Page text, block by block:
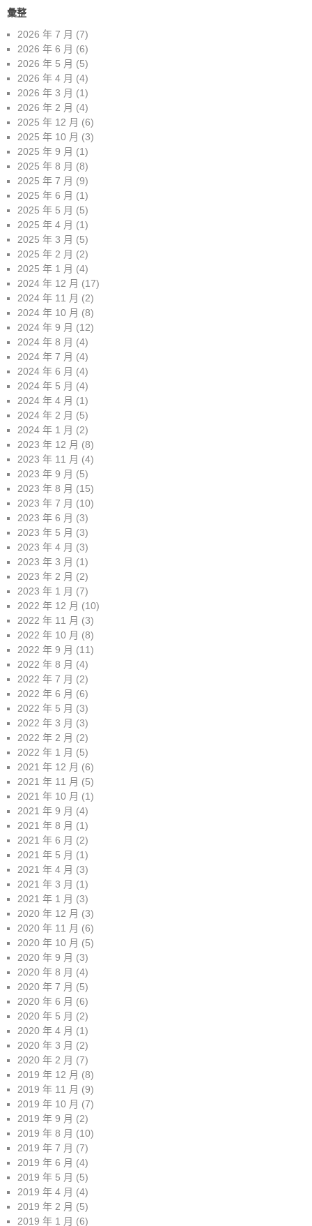
彙整
2026 年 7 月 (7)
2026 年 6 月 (6)
2026 年 5 月 (5)
2026 年 4 月 (4)
2026 年 3 月 (1)
2026 年 2 月 (4)
2025 年 12 月 (6)
2025 年 10 月 (3)
2025 年 9 月 (1)
2025 年 8 月 (8)
2025 年 7 月 (9)
2025 年 6 月 (1)
2025 年 5 月 (5)
2025 年 4 月 (1)
2025 年 3 月 (5)
2025 年 2 月 (2)
2025 年 1 月 (4)
2024 年 12 月 (17)
2024 年 11 月 (2)
2024 年 10 月 (8)
2024 年 9 月 (12)
2024 年 8 月 (4)
2024 年 7 月 (4)
2024 年 6 月 (4)
2024 年 5 月 (4)
2024 年 4 月 (1)
2024 年 2 月 (5)
2024 年 1 月 (2)
2023 年 12 月 (8)
2023 年 11 月 (4)
2023 年 9 月 (5)
2023 年 8 月 (15)
2023 年 7 月 (10)
2023 年 6 月 (3)
2023 年 5 月 (3)
2023 年 4 月 (3)
2023 年 3 月 (1)
2023 年 2 月 (2)
2023 年 1 月 (7)
2022 年 12 月 (10)
2022 年 11 月 (3)
2022 年 10 月 (8)
2022 年 9 月 (11)
2022 年 8 月 (4)
2022 年 7 月 (2)
2022 年 6 月 (6)
2022 年 5 月 (3)
2022 年 3 月 (3)
2022 年 2 月 (2)
2022 年 1 月 (5)
2021 年 12 月 (6)
2021 年 11 月 (5)
2021 年 10 月 (1)
2021 年 9 月 (4)
2021 年 8 月 (1)
2021 年 6 月 (2)
2021 年 5 月 (1)
2021 年 4 月 (3)
2021 年 3 月 (1)
2021 年 1 月 (3)
2020 年 12 月 (3)
2020 年 11 月 (6)
2020 年 10 月 (5)
2020 年 9 月 (3)
2020 年 8 月 (4)
2020 年 7 月 (5)
2020 年 6 月 (6)
2020 年 5 月 (2)
2020 年 4 月 (1)
2020 年 3 月 (2)
2020 年 2 月 (7)
2019 年 12 月 (8)
2019 年 11 月 (9)
2019 年 10 月 (7)
2019 年 9 月 (2)
2019 年 8 月 (10)
2019 年 7 月 (7)
2019 年 6 月 (4)
2019 年 5 月 (5)
2019 年 4 月 (4)
2019 年 2 月 (5)
2019 年 1 月 (6)